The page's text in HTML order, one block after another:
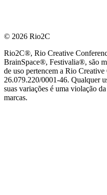
© 2026 Rio2C
Rio2C®, Rio Creative
BrainSpace®, Festivalia®, são
de uso pertencem a Rio
26.079.220/0001-46. Qualquer
suas variações é uma violação
marcas.